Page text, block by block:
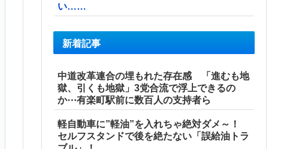
い……
新着記事
中道改革連合の埋もれた存在感 「進むも地
獄、引くも地獄」3党合流で浮上できるの
か⋯有楽町駅前に数百人の支持者ら
軽自動車に”軽油”を入れちゃ絶対ダメ～！
セルフスタンドで後を絶たない「誤給油トラ